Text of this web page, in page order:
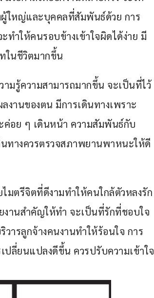
ใหญ่และบุคคลที่สัมพันธ์ด้วย การ
ทำให้คนรอบข้างเข้าใจผิดได้ง่าย มี
ในชีวิตมากขึ้น
ามรู้ความสามารถมากขึ้น จะเป็นที่ไว้
งานของตน มีการเดินทางเพราะ
ค่อย ๆ เดินหน้า ความสัมพันธ์กับ
ทางควรตรวจสภาพยานพาหนะให้ดี
ตรีจิตที่ดีงามทำให้คนใกล้ตัวหลงรัก
านสำคัญให้ทำ จะเป็นที่รักที่ชอบใจ
ารลูกจ้างคนงานทำให้ร้อนใจ การ
ลี่ยนแปลงดีขึ้น ควรปรับความเข้าใจ